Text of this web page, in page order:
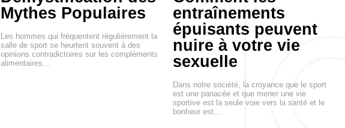
Mythes Populaires
Les hommes qui fréquentent régulièrement la
salle de sport se heurtent souvent à des
opinions contradictoires sur les compléments
alimentaires…
entraînements
épuisants peuvent
nuire à votre vie
sexuelle
Dans notre société, la croyance que le sport
est une panacée et que mener une vie
sportive est la seule voie vers la santé et le
bonheur est…